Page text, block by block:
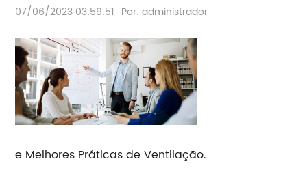
07/06/2023 03:59:51 Por: administrador
e Melhores Práticas de Ventilação.